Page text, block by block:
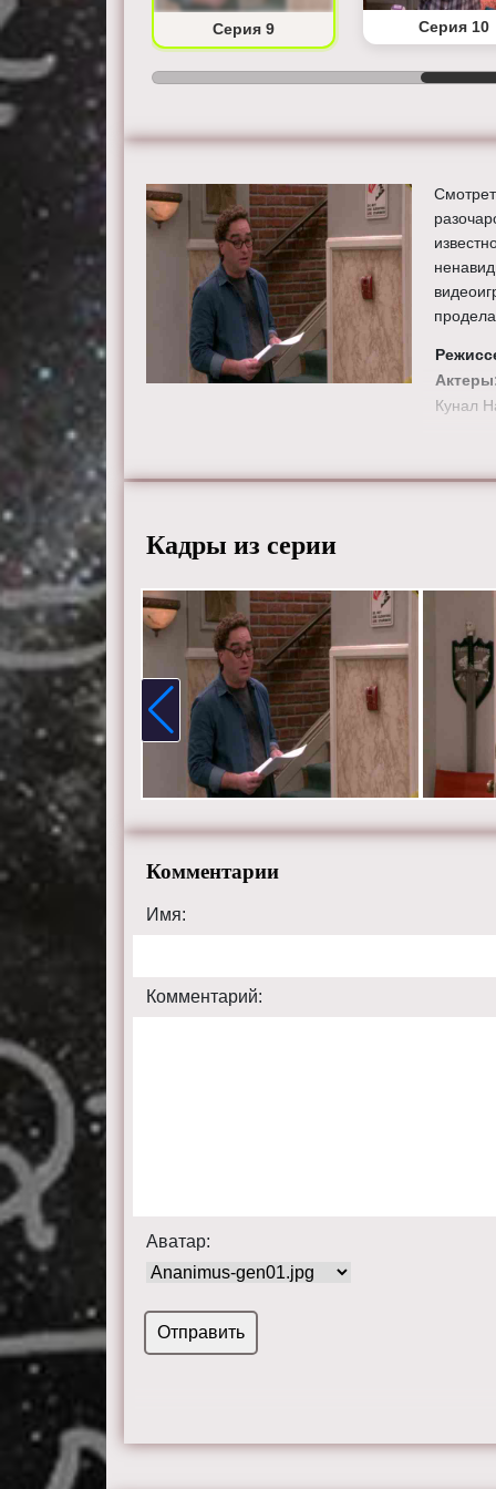
Серия 8 Серия 9 Серия 10
Кунал
сайте
Кадры из серии
Комментарии
Имя:
Комментарий:
Аватар: